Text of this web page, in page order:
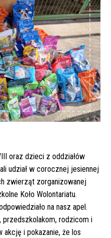
oraz dzieci z oddziałów
udział w corocznej jesiennej
zwierząt zorganizowanej
Koło Wolontariatu.
na nasz apel.
przedszkolakom, rodzicom i
akcję i pokazanie, że los